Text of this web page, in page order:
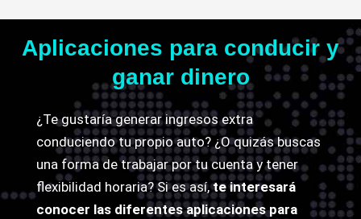
Aplicaciones para conducir y
ganar dinero
¿Te gustaría generar ingresos extra
conduciendo tu propio auto? ¿O quizás buscas
una forma de trabajar por tu cuenta y tener
flexibilidad horaria? Si es así,te interesará
conocer las diferentes aplicaciones para